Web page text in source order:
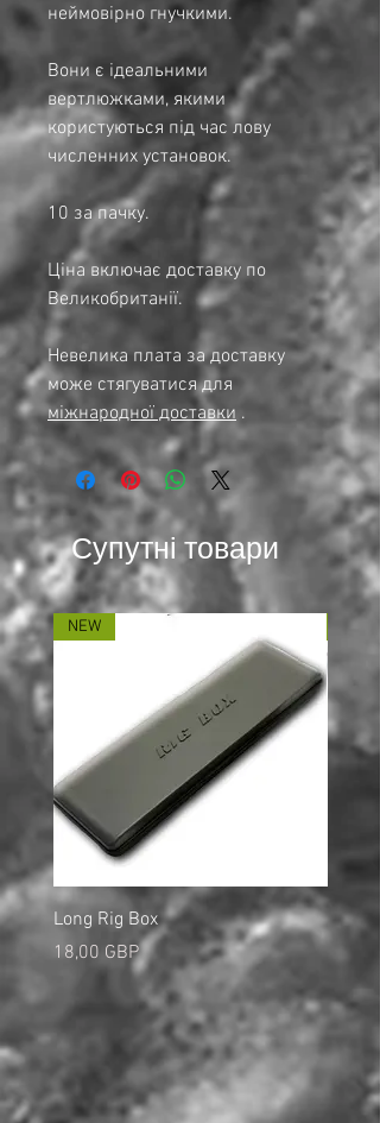
неймовірно гнучкими.
Вони є ідеальними
вертлюжками, якими
користуються під час лову
численних установок.
10 за пачку.
Ціна включає доставку по
Великобританії.
Невелика плата за доставку
може стягуватися для
міжнародної доставки .
Супутні товари
NEW
Long Rig Box
Ціна
18,00 GBP
Ціна
5,00